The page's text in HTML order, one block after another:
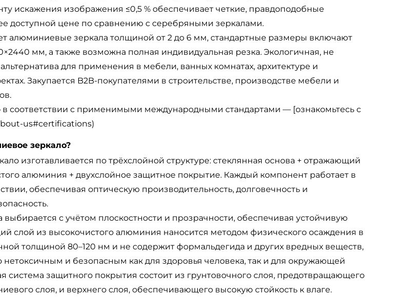
искажения изображения ≤0,5 % обеспечивает четкие, правдоподобные
доступной цене по сравнению с серебряными зеркалами.
алюминиевые зеркала толщиной от 2 до 6 мм, стандартные размеры включают
мм, а также возможна полная индивидуальная резка. Экологичная, не
для применения в мебели, ванных комнатах, архитектуре и
Закупается B2B-покупателями в строительстве, производстве мебели и
соответствии с применимыми международными стандартами — [ознакомьтесь с
us#certifications)
зеркало?
изготавливается по трёхслойной структуре: стеклянная основа + отражающий
алюминия + двухслойное защитное покрытие. Каждый компонент работает в
обеспечивая оптическую производительность, долговечность и
выбирается с учётом плоскостности и прозрачности, обеспечивая устойчивую
слой из высокочистого алюминия наносится методом физического осаждения в
толщиной 80–120 нм и не содержит формальдегида и других вредных веществ,
нетоксичным и безопасным как для здоровья человека, так и для окружающей
система защитного покрытия состоит из грунтовочного слоя, предотвращающего
слоя, и верхнего слоя, обеспечивающего высокую стойкость к влаге.